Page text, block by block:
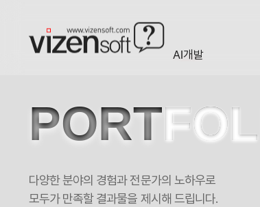
AI개발
한국프리팩 반응형 기업 홈페이지제작 포트폴리오
PORT
다양한 분야의 경험과 전문가의 노하우로
모두가 만족할 결과물을 제시해 드립니다.